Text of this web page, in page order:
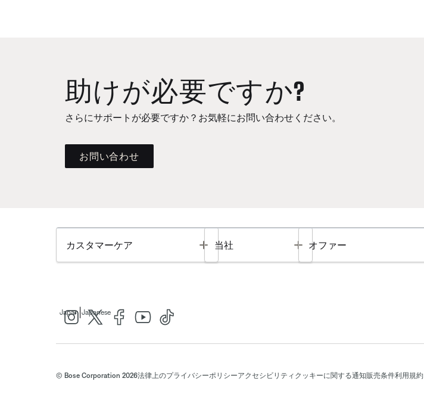
助けが必要ですか?
さらにサポートが必要ですか？お気軽にお問い合わせください。
お問い合わせ
カスタマーケア Toggle
当社 Toggle
オファー
Japan Japanese
© Bose Corporation 2026法律上のプライバシーポリシーアクセシビリティ クッキーに関する通知販売条件利用規約